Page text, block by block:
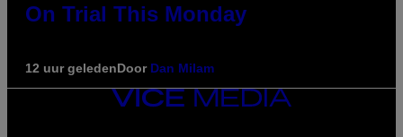
On Trial This Monday
12 uur geledenDoor Dan Milam
VICE
MEDIA